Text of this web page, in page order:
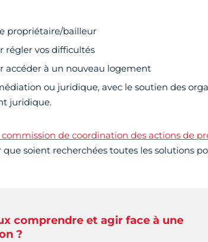
propriétaire/bailleur
régler vos difficultés
accéder à un nouveau logement
ou juridique, avec le soutien des
juridique.
commission de coordination des actions de
que soient recherchées toutes les solutions
comprendre et agir face à une
?